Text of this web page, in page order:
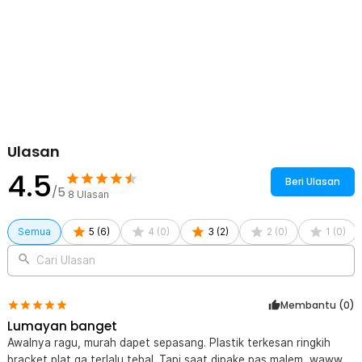
Ulasan
4.5/5 8 Ulasan
Beri Ulasan
Semua 5 (6) 4 (0) 3 (2) 2 (0) 1 (0)
Cari Ulasan
Membantu (0)
Lumayan banget
Awalnya ragu, murah dapet sepasang. Plastik terkesan ringkih